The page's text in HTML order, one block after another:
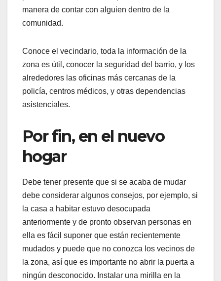
manera de contar con alguien dentro de la
comunidad.
Conoce el vecindario, toda la información de la
zona es útil, conocer la seguridad del barrio, y los
alrededores las oficinas más cercanas de la
policía, centros médicos, y otras dependencias
asistenciales.
Por fin, en el nuevo
hogar
Debe tener presente que si se acaba de mudar
debe considerar algunos consejos, por ejemplo, si
la casa a habitar estuvo desocupada
anteriormente y de pronto observan personas en
ella es fácil suponer que están recientemente
mudados y puede que no conozca los vecinos de
la zona, así que es importante no abrir la puerta a
ningún desconocido. Instalar una mirilla en la